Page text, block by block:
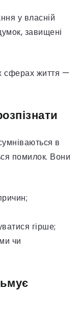
у власній
завищені
сферах життя —
в
помилок. Вони
гірше;
чи